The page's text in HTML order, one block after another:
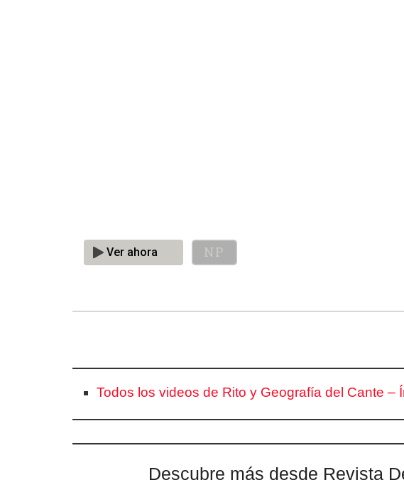
Todos los videos de Rito y Geografía del Cante –
Descubre más desde Revista